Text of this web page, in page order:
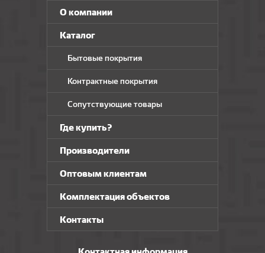
О компании
Каталог
Бытовые покрытия
Контрактные покрытия
Сопутствующие товары
Где купить?
Производители
Оптовым клиентам
Комплектация объектов
Контакты